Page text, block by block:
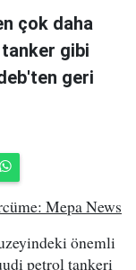
çok daha
gibi
geri
Mepa News
önemli
petrol tankeri